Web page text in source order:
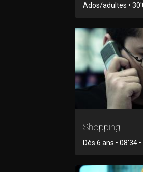
Ados/adultes •
Shopping
Dès 6 ans • 08'34